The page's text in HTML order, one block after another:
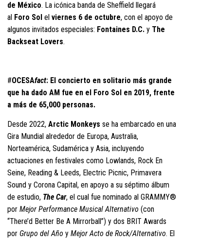
de México. La icónica banda de Sheffield llegará
al Foro Sol el viernes 6 de octubre, con el apoyo de
algunos invitados especiales: Fontaines D.C. y The
Backseat Lovers.
#OCESAfact: El concierto en solitario más grande
que ha dado AM fue en el Foro Sol en 2019, frente
a más de 65,000 personas.
Desde 2022, Arctic Monkeys se ha embarcado en una
Gira Mundial alrededor de Europa, Australia,
Norteamérica, Sudamérica y Asia, incluyendo
actuaciones en festivales como Lowlands, Rock En
Seine, Reading & Leeds, Electric Picnic, Primavera
Sound y Corona Capital, en apoyo a su séptimo álbum
de estudio, The Car, el cual fue nominado al GRAMMY®
por Mejor Performance Musical Alternativo (con
“There’d Better Be A Mirrorball”) y dos BRIT Awards
por Grupo del Año y Mejor Acto de Rock/Alternativo. El